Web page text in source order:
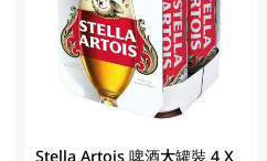
Stella Artois 啤酒大罐裝 4 X